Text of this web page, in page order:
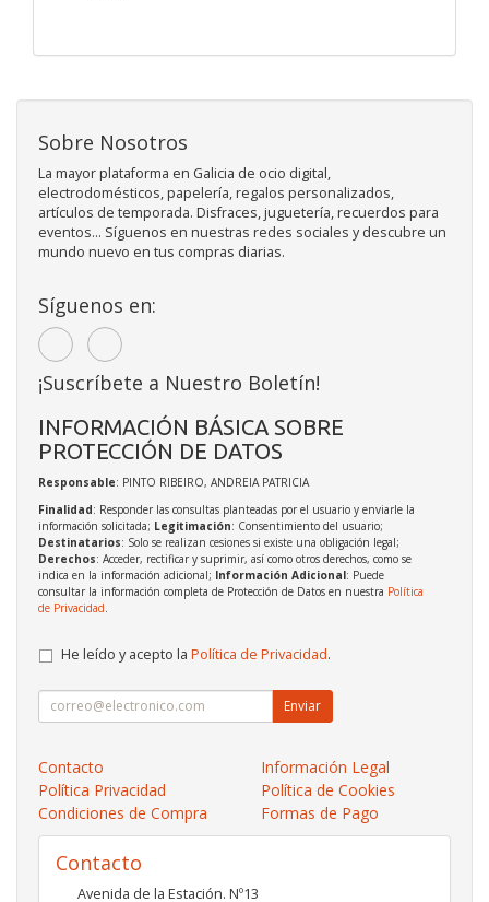
Sobre Nosotros
La mayor plataforma en Galicia de ocio digital,
electrodomésticos, papelería, regalos personalizados,
artículos de temporada. Disfraces, juguetería, recuerdos para
eventos... Síguenos en nuestras redes sociales y descubre un
mundo nuevo en tus compras diarias.
Síguenos en:
¡Suscríbete a Nuestro Boletín!
INFORMACIÓN BÁSICA SOBRE
PROTECCIÓN DE DATOS
Responsable: PINTO RIBEIRO, ANDREIA PATRICIA
Finalidad: Responder las consultas planteadas por el usuario y enviarle la
información solicitada; Legitimación: Consentimiento del usuario;
Destinatarios: Solo se realizan cesiones si existe una obligación legal;
Derechos: Acceder, rectificar y suprimir, así como otros derechos, como se
indica en la información adicional; Información Adicional: Puede
consultar la información completa de Protección de Datos en nuestra Política
de Privacidad
He leído y acepto la Política de Privacidad.
Enviar
Contacto
Información Legal
Política Privacidad
Política de Cookies
Condiciones de Compra
Formas de Pago
Contacto
Avenida de la Estación. Nº13